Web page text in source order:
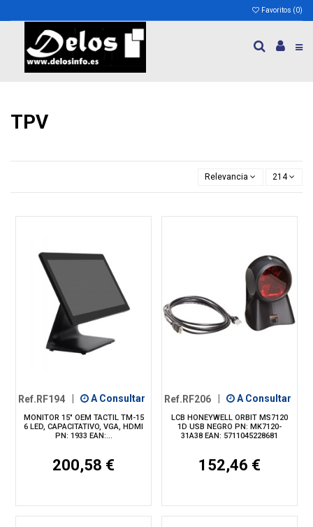
Favoritos (0)
TPV
Relevancia 214
Ref.RF194 A Consultar
MONITOR 15" OEM TACTIL TM-15
6 LED, CAPACITATIVO, VGA, HDMI
PN: 1933 EAN:...
200,58 €
Ref.RF206 A Consultar
LCB HONEYWELL ORBIT MS7120
1D USB NEGRO PN: MK7120-
31A38 EAN: 5711045228681
152,46 €